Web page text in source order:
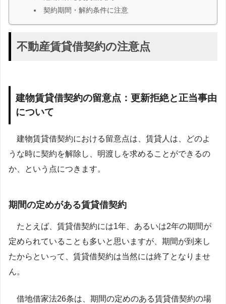
契約期間・解約条件に注意
不動産賃貸借契約の注意点
建物賃貸借契約の留意点：更新拒絶と正当事由
について
建物賃貸借契約における留意点は、賃貸人は、どのよ
うな時に契約を解除し、明渡しを求めることができるの
か、という点につきます。
期間の定めがある賃貸借契約
たとえば、賃貸借契約には1年、あるいは2年の期間が
定められていることも多いと思いますが、期間が到来し
たからといって、賃貸借契約は当然には終了となりませ
ん。
借地借家法26条は、期間の定めのある賃貸借契約の場